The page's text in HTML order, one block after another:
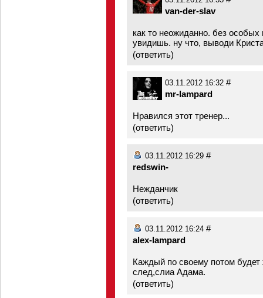
van-der-slav
как то неожиданно. без
увидишь. ну что, выводи
(ответить)
03.11.2012 16:32 #
mr-lampard
Нравился этот тренер...
(ответить)
03.11.2012 16:29 #
redswin-
Нежданчик
(ответить)
03.11.2012 16:24 #
alex-lampard
Каждый по своему потом
след,слиа Адама.
(ответить)